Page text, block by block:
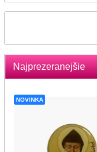
Najprezeranejšie
NOVINKA